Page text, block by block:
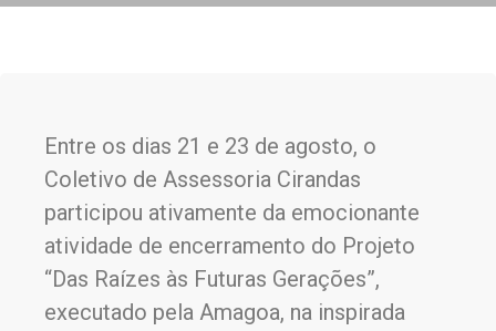
Entre os dias 21 e 23 de agosto, o
Coletivo de Assessoria Cirandas
participou ativamente da emocionante
atividade de encerramento do Projeto
“Das Raízes às Futuras Gerações”,
executado pela Amagoa, na inspirada